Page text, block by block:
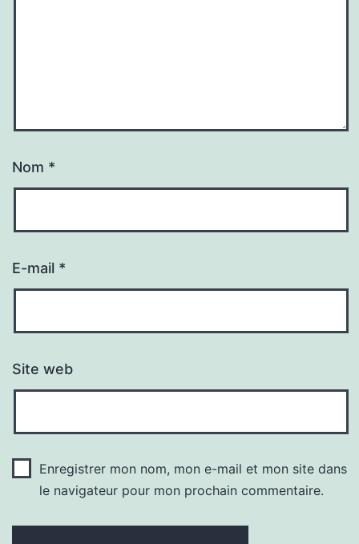
Nom *
E-mail *
Site web
Enregistrer mon nom, mon e-mail et mon site dans
le navigateur pour mon prochain commentaire.